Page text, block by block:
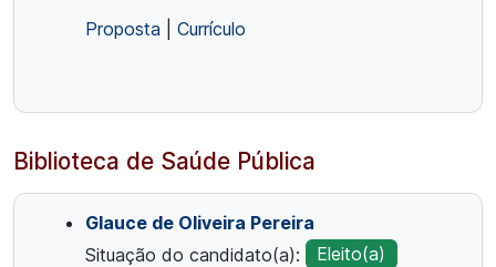
Proposta
Currículo
Biblioteca de Saúde Pública
Glauce de Oliveira Pereira
Situação do candidato(a):
Eleito(a)